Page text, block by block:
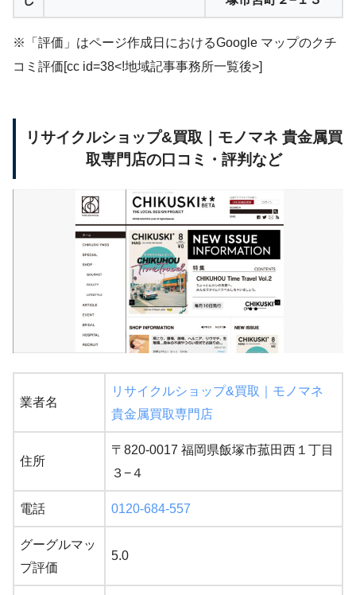
※「評価」はページ作成日におけるGoogle マップのクチ
コミ評価[cc id=38<!地域記事事務所一覧後>]
リサイクルショップ&買取｜モノマネ 貴金属買
取専門店の口コミ・評判など
業者名
リサイクルショップ&買取｜モノマネ
貴金属買取専門店
住所
〒820-0017 福岡県飯塚市菰田西１丁目
３−４
電話 0120-684-557
グーグルマッ
プ評価
5.0